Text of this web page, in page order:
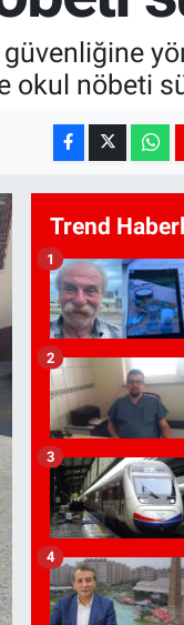
okul nöbeti
Trend
1
2
3
4